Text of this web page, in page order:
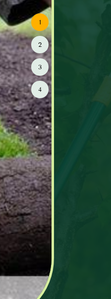
beaucoup moins cher
Couper
l’épaississement et
également le meilleur
contre les mauvaises
avec ardeur, dévouement
à Sagy est dans la
et de vous accompagner
de pelouse dans le
a un double effet
et sur la santé des
1
2
3
4